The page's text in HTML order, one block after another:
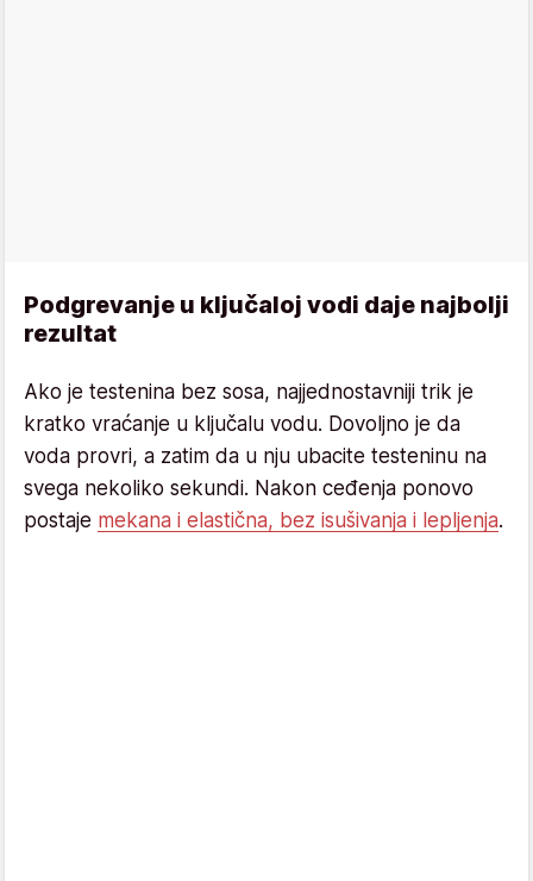
Podgrevanje u ključaloj vodi daje najbolji
rezultat
Ako je testenina bez sosa, najjednostavniji trik je
kratko vraćanje u ključalu vodu. Dovoljno je da
voda provri, a zatim da u nju ubacite testeninu na
svega nekoliko sekundi. Nakon ceđenja ponovo
postaje mekana i elastična, bez isušivanja i lepljenja.